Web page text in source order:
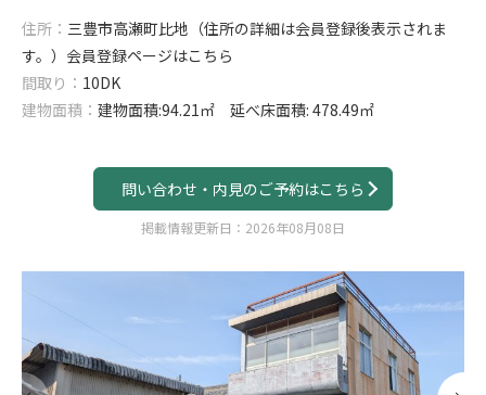
住所： 三豊市高瀬町比地（住所の詳細は会員登録後表示されま
す。） 会員登録ページはこちら
間取り： 10DK
建物面積： 建物面積:94.21㎡ 延べ床面積: 478.49㎡
問い合わせ・内見のご予約はこちら
掲載情報更新日：2026年08月08日